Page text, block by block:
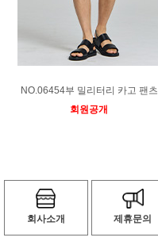
NO.06454부 밀리터리 카고 팬츠
회원공개
회사소개 제휴문의